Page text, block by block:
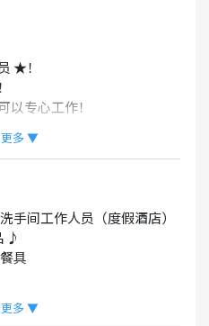
★！
以专心工作！
！
多 ▼
手间工作人员（度假酒店）
♪
具
多 ▼